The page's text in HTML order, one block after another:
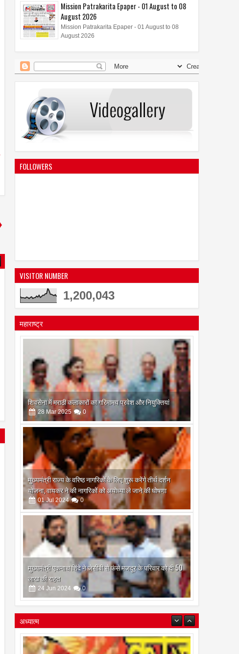
विधायक विलास पोतनिस पर मामला
दर्ज, राजनीतिक मैदान में साजिश की
नई कहानी, विपक्षी प्रत्याशी अमोल
किर्तिकर पर गहराया संदेह
18
Jun
2024
राष्ट्रपति द्रौपदी मुर्मू ने घर जाकर
आडवाणी को भारत रत्न से किया
सम्मानित, PM मोदी समेत ये नेता रहे
मौजूद
02
Apr
2024
Mission Patrakarita Epaper - 01 August to 08
August 2026
Mission Patrakarita Epaper - 01 August to 08
August 2026
FOLLOWERS
VISITOR NUMBER
1,200,043
महाराष्ट्र
शिवसेना में मराठी कलाकारों का गरिमामय प्रवेश और नियुक्तियां
28 Mar 2025 0
मुख्यमंत्री राज्य के वरिष्ठ नागरिकों के लिए शुरू करेंगे तीर्थ दर्शन
योजना, वायकर ने की नागरिकों को अयोध्या ले जाने की घोषणा
01 Jul 2024 0
मुख्यमंत्री एकनाथ शिंदे ने जेसीबी से फंसे मजदूर के परिवार को दी 50
लाख की राहत
24 Jun 2024 0
अध्यात्म